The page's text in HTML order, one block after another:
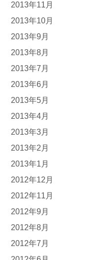
2013年11月
2013年10月
2013年9月
2013年8月
2013年7月
2013年6月
2013年5月
2013年4月
2013年3月
2013年2月
2013年1月
2012年12月
2012年11月
2012年9月
2012年8月
2012年7月